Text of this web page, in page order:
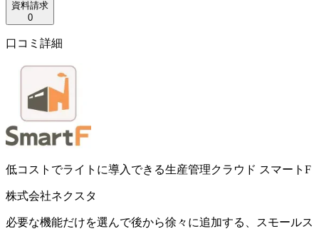
資料請求
0
口コミ詳細
低コストでライトに導入できる生産管理クラウド スマートF
株式会社ネクスタ
必要な機能だけを選んで後から徐々に追加する、スモールス